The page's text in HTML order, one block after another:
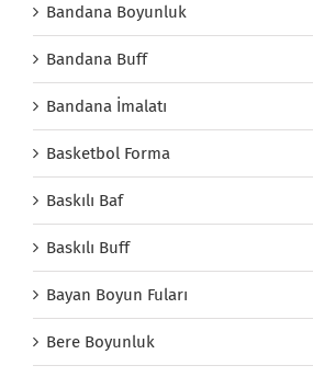
Bandana Boyunluk
Bandana Buff
Bandana İmalatı
Basketbol Forma
Baskılı Baf
Baskılı Buff
Bayan Boyun Fuları
Bere Boyunluk